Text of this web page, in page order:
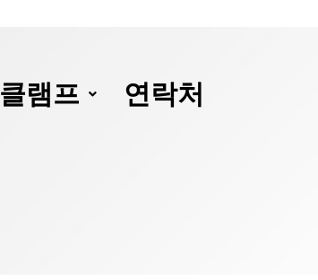
클램프 연락처